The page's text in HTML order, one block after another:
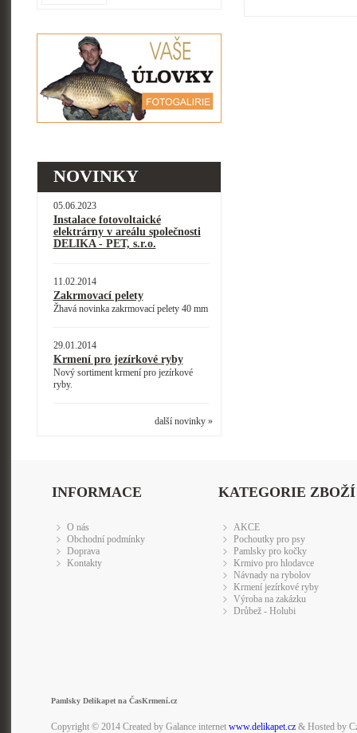
NOVINKY
05.06.2023
Instalace fotovoltaické
elektrárny v areálu společnosti
DELIKA - PET, s.r.o.
11.02.2014
Zakrmovací pelety
Žhavá novinka zakrmovací pelety 40 mm
29.01.2014
Krmení pro jezírkové ryby
Nový sortiment krmení pro jezírkové
ryby.
další novinky »
INFORMACE
O nás
Obchodní podmínky
Doprava
Kontakty
KATEGORIE ZBOŽÍ
AKCE
Pochoutky pro psy
Pamlsky pro kočky
Krmivo pro hlodavce
Návnady na rybolov
Krmení jezírkové ryby
Výroba na zakázku
Drůbež - Holubi
Pamlsky Delikapet na ČasKrmení.cz
Copyright © 2014 Created by Galance internet www.delikapet.cz& Hosted by